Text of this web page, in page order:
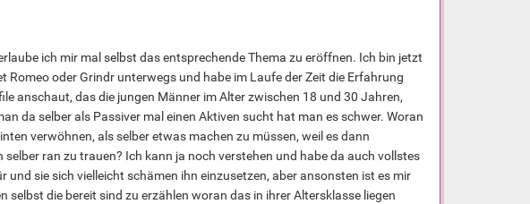
ich mir mal selbst das entsprechende Thema zu eröffnen. Ich bin jetzt
oder Grindr unterwegs und habe im Laufe der Zeit die Erfahrung
anschaut, das die jungen Männer im Alter zwischen 18 und 30 Jahren,
da selber als Passiver mal einen Aktiven sucht hat man es schwer. Woran
verwöhnen, als selber etwas machen zu müssen, weil es dann
ran zu trauen? Ich kann ja noch verstehen und habe da auch vollstes
sie sich vielleicht schämen ihn einzusetzen, aber ansonsten ist es mir
die bereit sind zu erzählen woran das in ihrer Altersklasse liegen